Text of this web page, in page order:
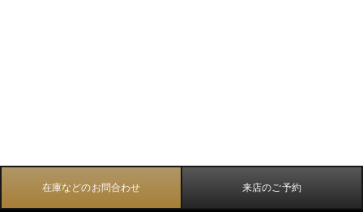
在庫などのお問合わせ 来店のご予約